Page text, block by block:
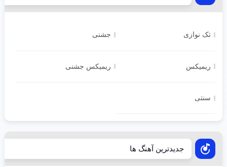
تک نوازی جشنی
ریمیکس ریمیکس جشنی
سنتی
جدیدترین آهنگ ها